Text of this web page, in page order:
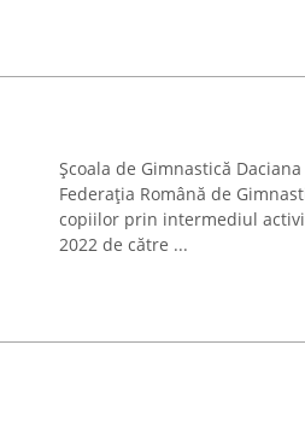
Școala de Gimnastică
Federația Română de
copiilor prin intermediul
2022 de către ...